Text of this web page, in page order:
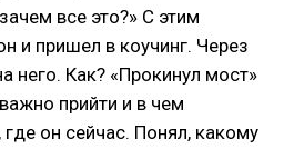
все это?» С этим
и пришел в коучинг. Через
него. Как? «Прокинул мост»
прийти и в чем
где он сейчас. Понял, какому